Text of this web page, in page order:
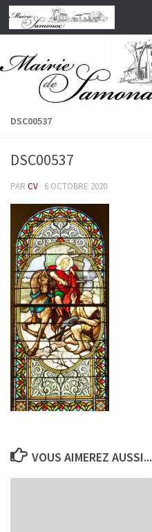
Skip to content
DSC00537
DSC00537
PAR CV · 6 OCTOBRE 2020
VOUS AIMEREZ AUSSI...